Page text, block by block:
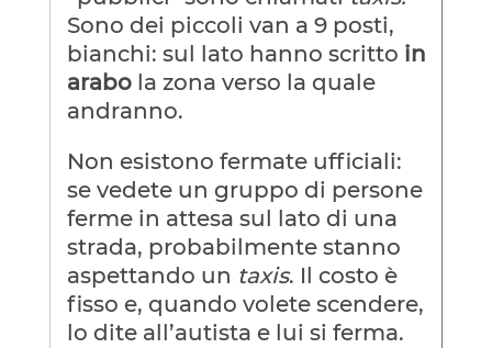
Sono dei piccoli van a 9 posti,
bianchi: sul lato hanno scritto in
arabola zona verso la quale
andranno.
Non esistono fermate ufficiali:
se vedete un gruppo di persone
ferme in attesa sul lato di una
strada, probabilmente stanno
aspettando un taxis. Il costo è
fisso e, quando volete scendere,
lo dite all’autista e lui si ferma.